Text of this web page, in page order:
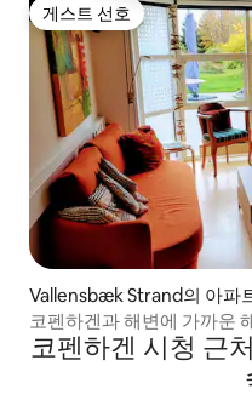
게스트 선호
게스트 선호
Vallensbæk Strand의 아파
코펜하겐과 해변에 가까운
코펜하겐 시청 근